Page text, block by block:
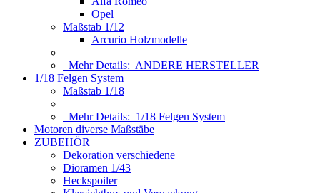
Opel
Maßstab 1/12
Arcurio Holzmodelle
Mehr Details: ANDERE HERSTELLER
1/18 Felgen System
Maßstab 1/18
Mehr Details: 1/18 Felgen System
Motoren diverse Maßstäbe
ZUBEHÖR
Dekoration verschiedene
Dioramen 1/43
Heckspoiler